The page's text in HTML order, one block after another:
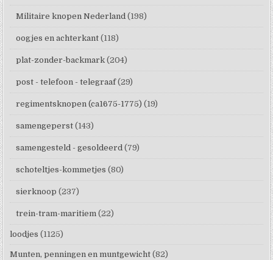
Militaire knopen Nederland (198)
oogjes en achterkant (118)
plat-zonder-backmark (204)
post - telefoon - telegraaf (29)
regimentsknopen (ca1675-1775) (19)
samengeperst (143)
samengesteld - gesoldeerd (79)
schoteltjes-kommetjes (80)
sierknoop (237)
trein-tram-maritiem (22)
loodjes (1125)
Munten, penningen en muntgewicht (82)